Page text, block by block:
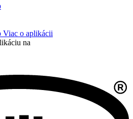
Viac o aplikácii
na